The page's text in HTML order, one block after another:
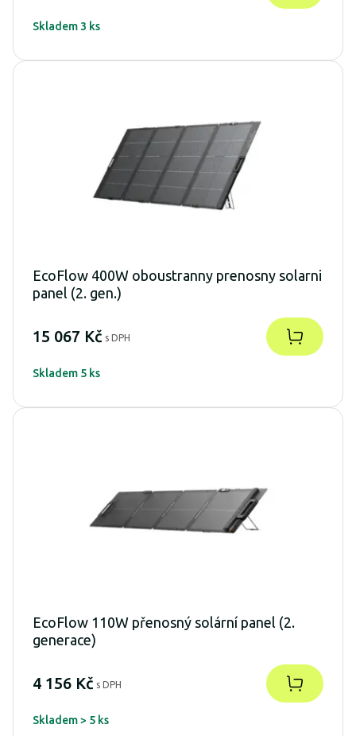
Skladem 3 ks
EcoFlow 400W oboustranny prenosny solarni
panel (2. gen.)
15 067 Kč s DPH
Skladem 5 ks
EcoFlow 110W přenosný solární panel (2.
generace)
4 156 Kč s DPH
Skladem > 5 ks